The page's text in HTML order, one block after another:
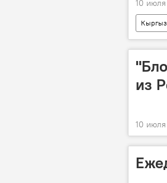
10 июля
погода
из
10